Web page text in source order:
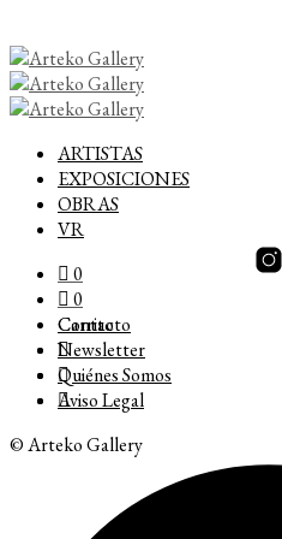
ARTISTAS
EXPOSICIONES
OBRAS
VR
0
0
Carrito
Contacto
Newsletter
Quiénes Somos
Aviso Legal
© Arteko Gallery